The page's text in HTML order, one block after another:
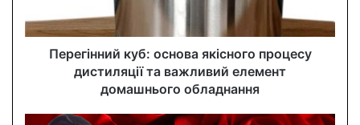
d
s
Перегінний куб: основа якісного процесу
дистиляції та важливий елемент
домашнього обладнання